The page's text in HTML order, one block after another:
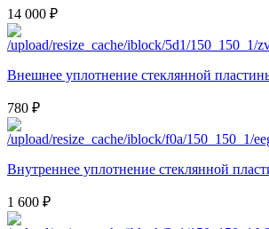
14 000 ₽
Внешнее уплотнение стеклянной
780 ₽
Внутреннее уплотнение стеклянной
1 600 ₽